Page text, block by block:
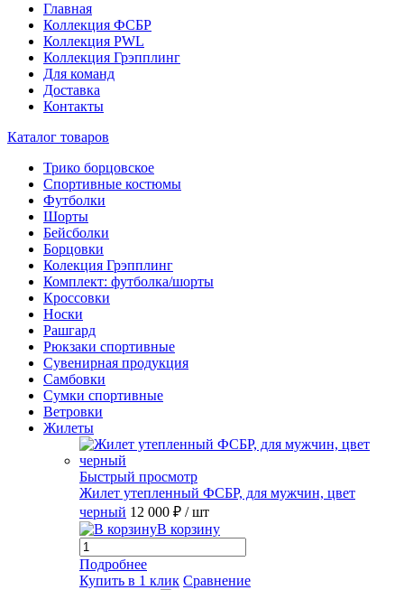
Главная
Коллекция ФСБР
Коллекция PWL
Коллекция Грэпплинг
Для команд
Доставка
Контакты
Каталог товаров
Трико борцовское
Спортивные костюмы
Футболки
Шорты
Бейсболки
Борцовки
Колекция Грэпплинг
Комплект: футболка/шорты
Кроссовки
Носки
Рашгард
Рюкзаки спортивные
Сувенирная продукция
Самбовки
Сумки спортивные
Ветровки
Жилеты
Быстрый просмотр
Жилет утепленный ФСБР, для мужчин, цвет
черный 12 000 ₽ / шт
В корзину
Подробнее
Купить в 1 клик Сравнение